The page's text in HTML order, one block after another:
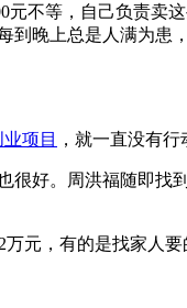
不等，自己负责卖
晚上总是人满为患
业项目 ，就一直没有行
好。周洪福随即找
元，有的是找家人